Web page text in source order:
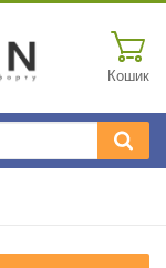
Кошик